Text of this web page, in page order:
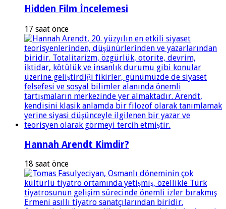
Hidden Film İncelemesi
17 saat önce
Hannah Arendt Kimdir?
18 saat önce